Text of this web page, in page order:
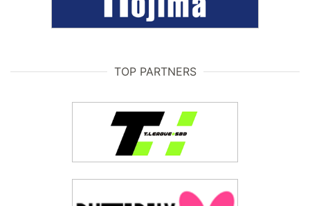
TOP PARTNERS